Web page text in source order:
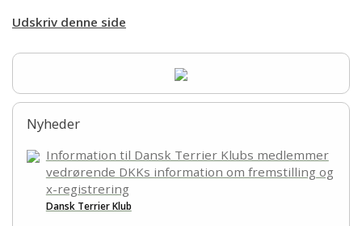
Udskriv denne side
Nyheder
Information til Dansk Terrier Klubs medlemmer
vedrørende DKKs information om fremstilling og
x-registrering
Dansk Terrier Klub